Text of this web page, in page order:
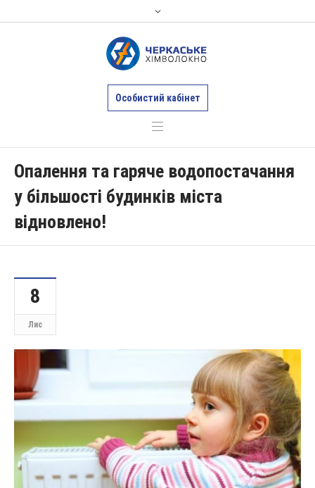
Особистий кабінет
Опалення та гаряче водопостачання
у більшості будинків міста
відновлено!
8
Лис